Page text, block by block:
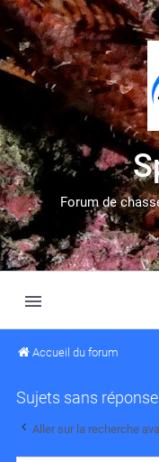
Forum de
Accueil du forum
Sujets sans réponse
Aller sur la recherche